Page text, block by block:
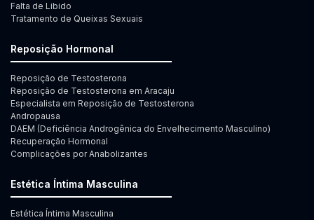
Falta de Libido
Tratamento de Queixas Sexuais
Reposição Hormonal
Reposição de Testosterona
Reposição de Testosterona em Aracaju
Especialista em Reposição de Testosterona
Andropausa
DAEM (Deficiência Androgênica do Envelhecimento Masculino)
Recuperação Hormonal
Complicações por Anabolizantes
Estética Íntima Masculina
Estética Íntima Masculina